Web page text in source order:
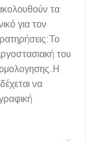
τα
για τον
του
να